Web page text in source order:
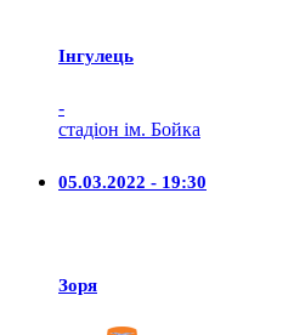
Iнгулець
-
стадіон ім. Бойка
05.03.2022 - 19:30
Зоря